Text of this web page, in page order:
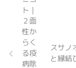
スサノ
と縁結